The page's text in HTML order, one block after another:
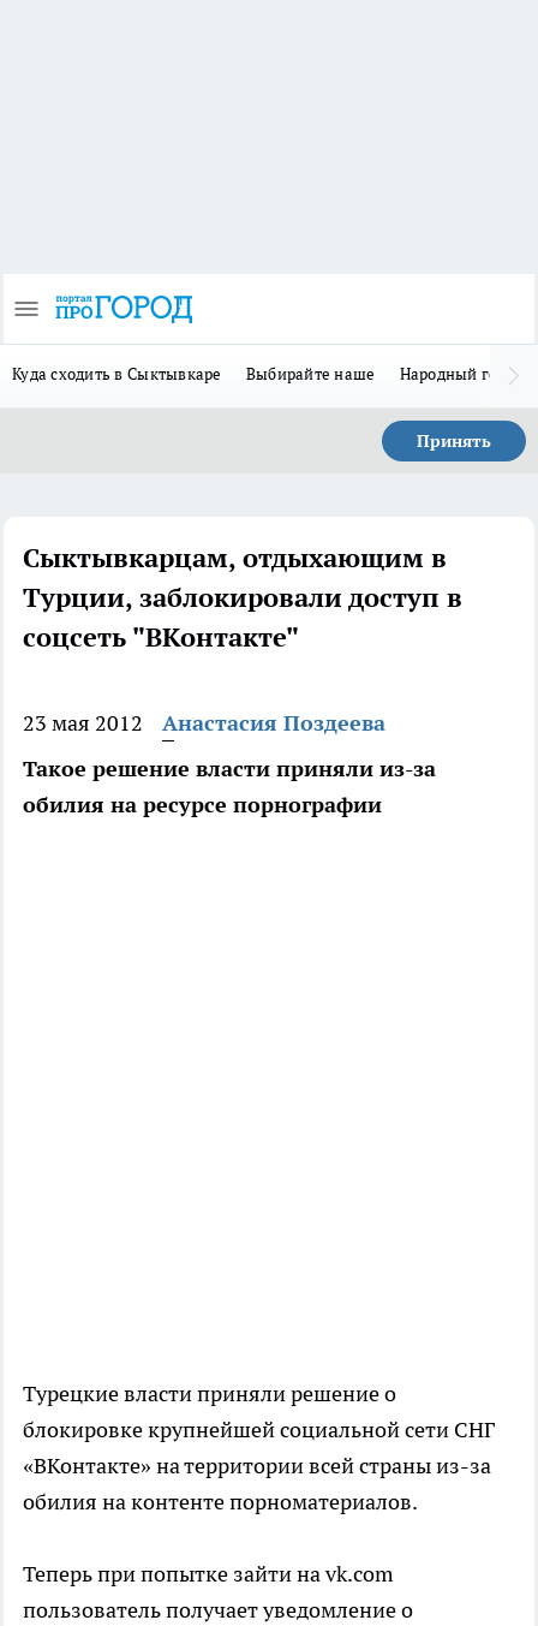
Куда сходить в Сыктывкаре Выбирайте наше Народный герой
Принять
Сыктывкарцам, отдыхающим в
Турции, заблокировали доступ в
соцсеть "ВКонтакте"
23 мая 2012
Анастасия Поздеева
Такое решение власти приняли из-за
обилия на ресурсе порнографии
Турецкие власти приняли решение о
блокировке крупнейшей социальной сети СНГ
«ВКонтакте» на территории всей страны из-за
обилия на контенте порноматериалов.
Теперь при попытке зайти на vk.com
пользователь получает уведомление о